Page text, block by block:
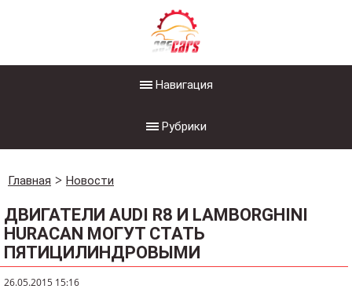
Навигация
Рубрики
Главная Новости
ДВИГАТЕЛИ AUDI R8 И LAMBORGHINI
HURACAN МОГУТ СТАТЬ
ПЯТИЦИЛИНДРОВЫМИ
26.05.2015 15:16